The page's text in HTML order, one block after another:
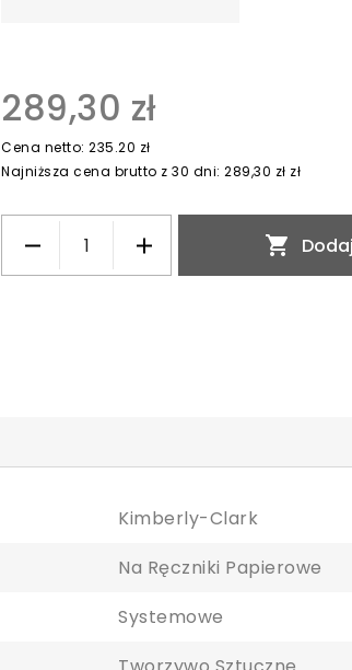
289,30 zł
Cena netto: 235.20 zł
Najniższa cena brutto z 30 dni: 289,30 zł zł

Kimberly-Clark
Na Ręczniki Papierowe
Systemowe